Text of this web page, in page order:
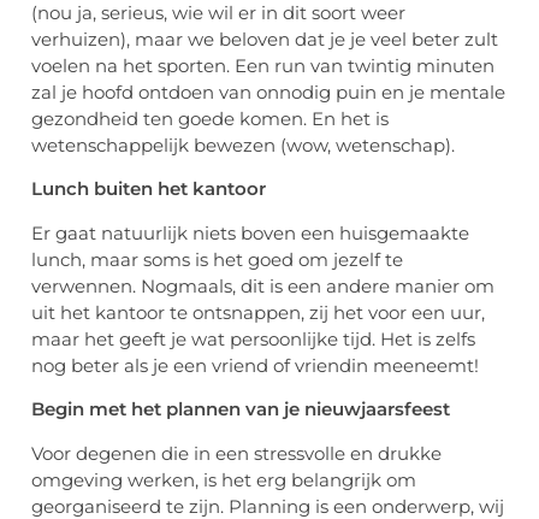
(nou ja, serieus, wie wil er in dit soort weer
verhuizen), maar we beloven dat je je veel beter zult
voelen na het sporten. Een run van twintig minuten
zal je hoofd ontdoen van onnodig puin en je mentale
gezondheid ten goede komen. En het is
wetenschappelijk bewezen (wow, wetenschap).
Lunch buiten het kantoor
Er gaat natuurlijk niets boven een huisgemaakte
lunch, maar soms is het goed om jezelf te
verwennen. Nogmaals, dit is een andere manier om
uit het kantoor te ontsnappen, zij het voor een uur,
maar het geeft je wat persoonlijke tijd. Het is zelfs
nog beter als je een vriend of vriendin meeneemt!
Begin met het plannen van je nieuwjaarsfeest
Voor degenen die in een stressvolle en drukke
omgeving werken, is het erg belangrijk om
georganiseerd te zijn. Planning is een onderwerp, wij